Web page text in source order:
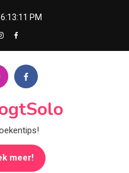
6:13:11 PM
meer!